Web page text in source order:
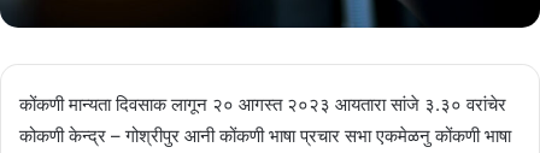
कोंकणी मान्यता दिवसाक लागून २० आगस्त २०२३ आयतारा सांजे ३.३० वरांचेर
कोकणी केन्द्र – गोश्रीपुर आनी कोंकणी भाषा प्रचार सभा एकमेळनु कोंकणी भाषा